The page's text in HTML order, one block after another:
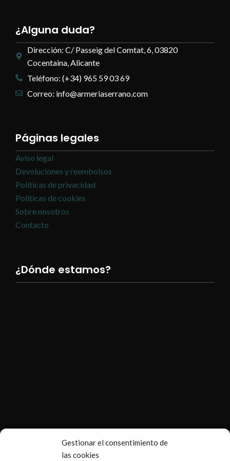
Gestionar el consentimiento de
las cookies
¿Alguna duda?
Dirección: C/ Passeig del Comtat, 6, 03820
Cocentaina, Alicante
Teléfono: (+34) 965 59 03 69
Correo: info@armeriaserrano.com
Páginas legales
Aviso legal
Devoluciones y reembolsos
Políticas de privacidad
Políticas de cookies
Sobre nosotros
Contacto
¿Dónde estamos?